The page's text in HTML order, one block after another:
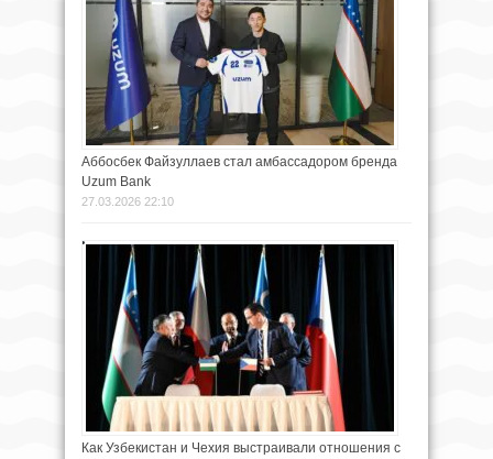
Аббосбек Файзуллаев стал амбассадором бренда
Uzum Bank
27.03.2026 22:10
Как Узбекистан и Чехия выстраивали отношения с